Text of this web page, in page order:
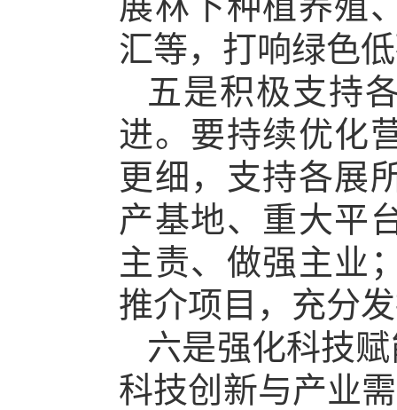
汇等，打响绿色
五是积极支持
进。要持续优化
更细，支持各展
产基地、重大平
主责、做强主业
推介项目，充分
六是强化科技
科技创新与产业